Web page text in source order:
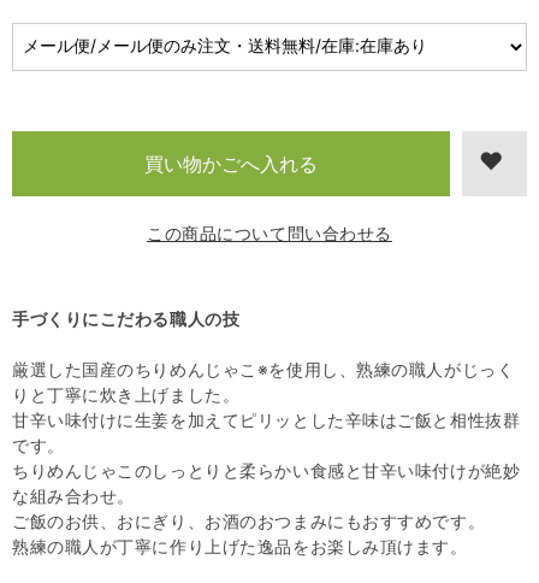
この商品について問い合わせる
手づくりにこだわる職人の技
厳選した国産のちりめんじゃこ※を使用し、熟練の職人がじっく
りと丁寧に炊き上げました。
甘辛い味付けに生姜を加えてピリッとした辛味はご飯と相性抜群
です。
ちりめんじゃこのしっとりと柔らかい食感と甘辛い味付けが絶妙
な組み合わせ。
ご飯のお供、おにぎり、お酒のおつまみにもおすすめです。
熟練の職人が丁寧に作り上げた逸品をお楽しみ頂けます。